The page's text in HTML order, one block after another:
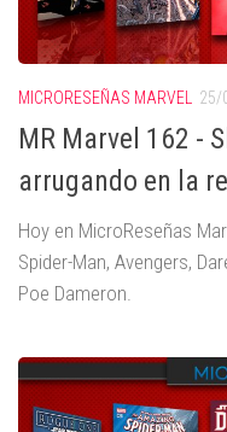
MICRORESEÑAS MARVEL 25/
MR Marvel 162 -
arrugando en la
Hoy en MicroReseñas
Spider-Man, Avengers,
Poe Dameron.